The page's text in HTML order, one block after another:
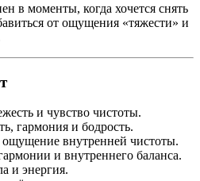
в моменты, когда хочется снять
от ощущения «тяжести» и
и чувство чистоты.
гармония и бодрость.
внутренней чистоты.
и внутреннего баланса.
и энергия.